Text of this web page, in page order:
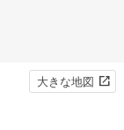
大きな地図